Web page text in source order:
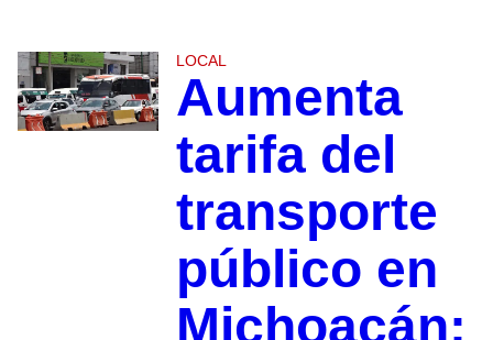
LOCAL
Aumenta
tarifa del
transporte
público en
Michoacán: